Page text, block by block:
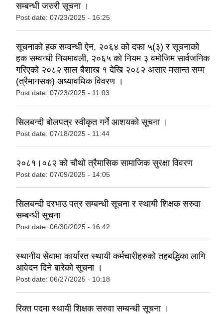
सम्बन्धी जरुरी सूचना ।
Post date: 07/23/2025 - 16:25
सूचनाको हक सम्वन्धी ऐन, २०६४ को दफा ५(३) र सूचनाको
हक सम्वन्धी नियमावली, २०६५ को नियम ३ वमोजिम सार्वजनिक
गरिएको २०८२ साल बैशाख १ देखि २०८२ असार मसान्त सम्म
(त्रैमानसक) अध्यावधिक विवरण ।
Post date: 07/23/2025 - 11:03
सिलबन्दी बोलपत्र स्वीकृत गर्ने आशयको सूचना ।
Post date: 07/18/2025 - 11:44
२०८१।०८२ को चौथो त्रैमासिक सामाजिक सुरक्षा विवरण
Post date: 07/09/2025 - 14:05
सिलबन्दी दरभाउ पत्र सम्बन्धी सूचना र स्थायी शिक्षक सरुवा
सम्बन्धी सूचना
Post date: 06/30/2025 - 16:42
स्थानीय सेवामा कार्यारत स्थायी कर्मचारीहरुको तहबद्धिका लागि
आवेदन दिने बारेको सूचना ।
Post date: 06/27/2025 - 10:18
रिक्त पदमा स्थायी शिक्षक सरुवा सम्बन्धी सूचना ।